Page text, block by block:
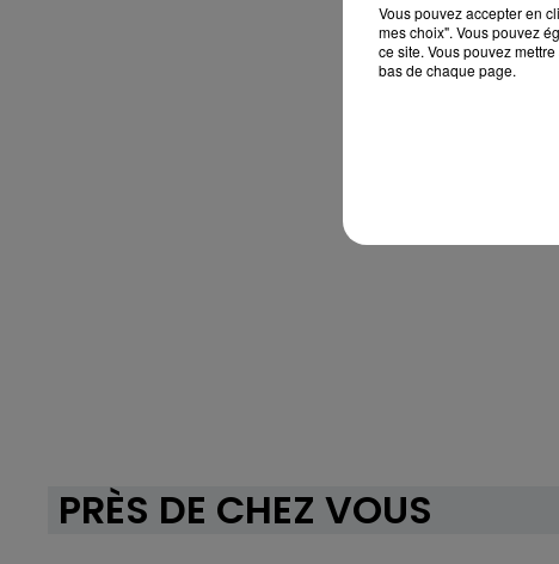
PRÈS DE CHEZ VOUS
Vous pouvez accepter en
mes choix". Vous pouvez
ce site. Vous pouvez
bas de chaque page.